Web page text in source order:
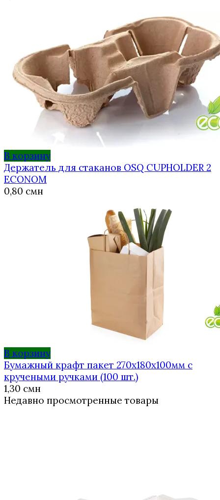
В корзину
Держатель для стаканов OSQ CUPHOLDER 2
ECONOM
0,80 смн
В корзину
Бумажный крафт пакет 270х180х100мм с
кручеными ручками (100 шт.)
1,30 смн
Недавно просмотренные товары